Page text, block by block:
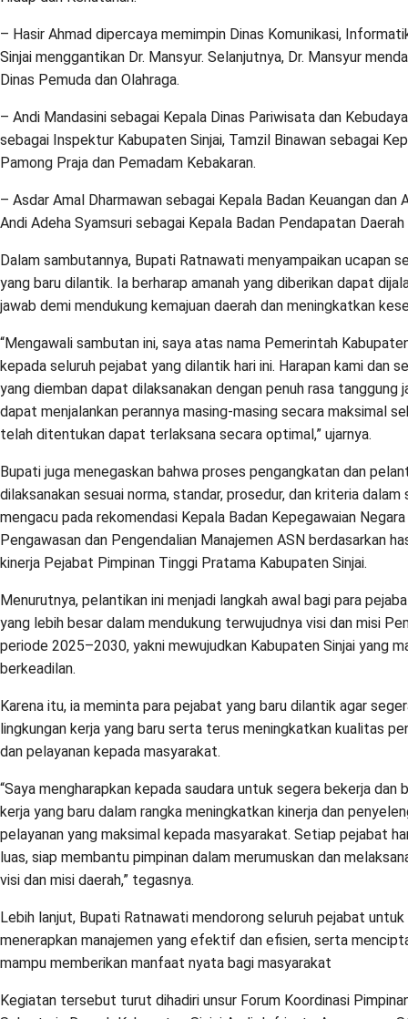
– Hasir Ahmad dipercaya memimpin Dinas Komunikasi,
Sinjai menggantikan Dr. Mansyur. Selanjutnya, Dr. Mansyur
Dinas Pemuda dan Olahraga.
– Andi Mandasini sebagai Kepala Dinas Pariwisata dan
sebagai Inspektur Kabupaten Sinjai, Tamzil Binawan sebagai
Pamong Praja dan Pemadam Kebakaran.
– Asdar Amal Dharmawan sebagai Kepala Badan Keuangan dan
Andi Adeha Syamsuri sebagai Kepala Badan Pendapatan Daerah
Dalam sambutannya, Bupati Ratnawati menyampaikan ucapan
yang baru dilantik. Ia berharap amanah yang diberikan dapat
jawab demi mendukung kemajuan daerah dan meningkatkan
“Mengawali sambutan ini, saya atas nama Pemerintah
kepada seluruh pejabat yang dilantik hari ini. Harapan kami dan
yang diemban dapat dilaksanakan dengan penuh rasa tanggung
dapat menjalankan perannya masing-masing secara maksimal
telah ditentukan dapat terlaksana secara optimal,” ujarnya.
Bupati juga menegaskan bahwa proses pengangkatan dan
dilaksanakan sesuai norma, standar, prosedur, dan kriteria
mengacu pada rekomendasi Kepala Badan Kepegawaian
Pengawasan dan Pengendalian Manajemen ASN berdasarkan
kinerja Pejabat Pimpinan Tinggi Pratama Kabupaten Sinjai.
Menurutnya, pelantikan ini menjadi langkah awal bagi para
yang lebih besar dalam mendukung terwujudnya visi dan misi
periode 2025–2030, yakni mewujudkan Kabupaten Sinjai yang
berkeadilan.
Karena itu, ia meminta para pejabat yang baru dilantik agar
lingkungan kerja yang baru serta terus meningkatkan kualitas
dan pelayanan kepada masyarakat.
“Saya mengharapkan kepada saudara untuk segera bekerja dan
kerja yang baru dalam rangka meningkatkan kinerja dan
pelayanan yang maksimal kepada masyarakat. Setiap pejabat
luas, siap membantu pimpinan dalam merumuskan dan
visi dan misi daerah,” tegasnya.
Lebih lanjut, Bupati Ratnawati mendorong seluruh pejabat
menerapkan manajemen yang efektif dan efisien, serta
mampu memberikan manfaat nyata bagi masyarakat
Kegiatan tersebut turut dihadiri unsur Forum Koordinasi